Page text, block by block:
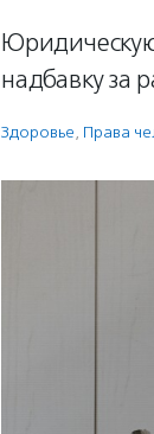
надбавку за
Здоровье, Права